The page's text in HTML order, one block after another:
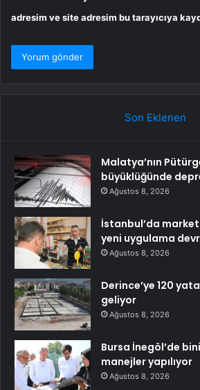
adresim ve site adresim bu tarayıcıya
Son Eklenen
Malatya’nın
büyüklüğünde
Ağustos 8, 2026
İstanbul’da
yeni uygulama
Ağustos 8, 2026
Derince’ye 120
geliyor
Ağustos 8, 2026
Bursa İnegöl’de
manejler yapılıyor
Ağustos 8, 2026